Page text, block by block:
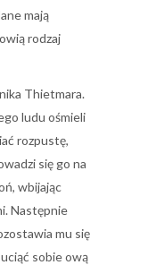
mają
rodzaj
Thietmara.
ludu ośmieli
rozpustę,
się go na
wbijając
Następnie
mu się
sobie ową